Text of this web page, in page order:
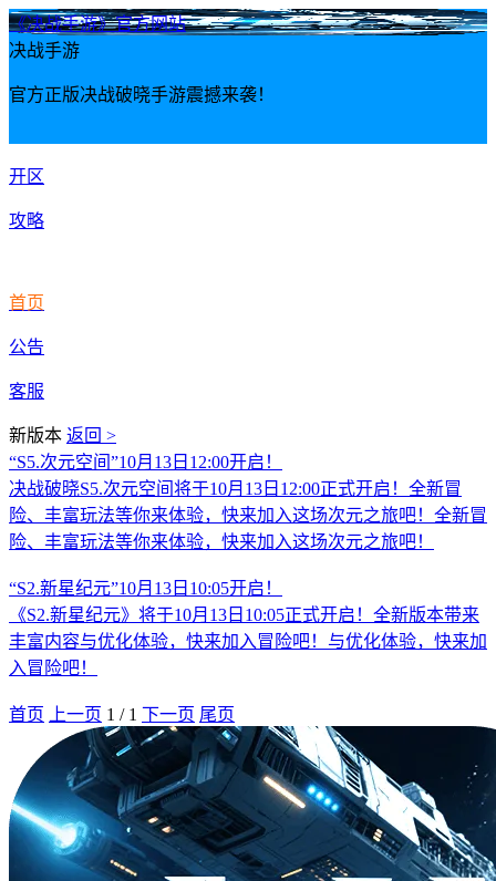
《决战手游》官方网站
决战手游
官方正版决战破晓手游震撼来袭！
开区
攻略
首页
公告
客服
新版本 返回 >
“S5.次元空间”10月13日12:00开启！
决战破晓S5.次元空间将于10月13日12:00正式开启！全新冒
险、丰富玩法等你来体验，快来加入这场次元之旅吧！全新冒
险、丰富玩法等你来体验，快来加入这场次元之旅吧！
“S2.新星纪元”10月13日10:05开启！
《S2.新星纪元》将于10月13日10:05正式开启！全新版本带来
丰富内容与优化体验，快来加入冒险吧！与优化体验，快来加
入冒险吧！
首页 上一页 1 / 1 下一页 尾页